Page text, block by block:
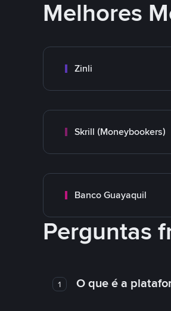
Melhores
Zinli
Skrill (Moneybookers)
Banco Guayaquil
Perguntas
1 O que é a